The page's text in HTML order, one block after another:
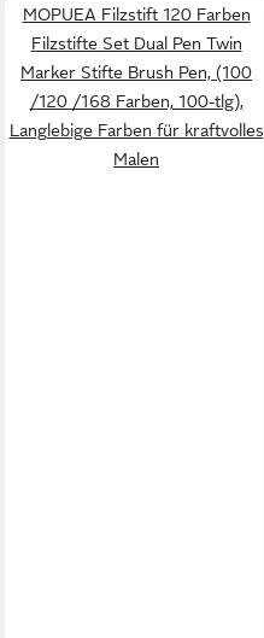
MOPUEA Filzstift 120 Farben
Filzstifte Set Dual Pen Twin
Marker Stifte Brush Pen, (100
/120 /168 Farben, 100-tlg),
Langlebige Farben für kraftvolles
Malen